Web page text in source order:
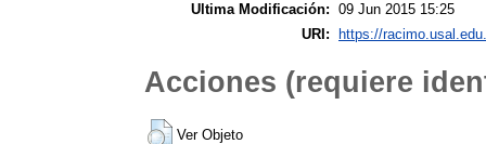
Ultima Modificación: 09 Jun 2015 15:25
URI:
https://
Acciones (requiere
Ver Objeto